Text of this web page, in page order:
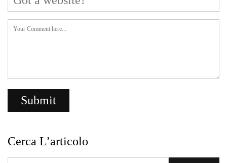
Cerca L’articolo